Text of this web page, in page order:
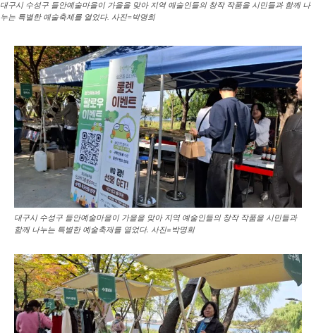
대구시 수성구 들안예술마을이 가을을 맞아 지역 예술인들의 창작 작품을 시민들과 함께 나
누는 특별한 예술축제를 열었다. 사진=박명희
대구시 수성구 들안예술마을이 가을을 맞아 지역 예술인들의 창작 작품을 시민들과
함께 나누는 특별한 예술축제를 열었다. 사진=박명희